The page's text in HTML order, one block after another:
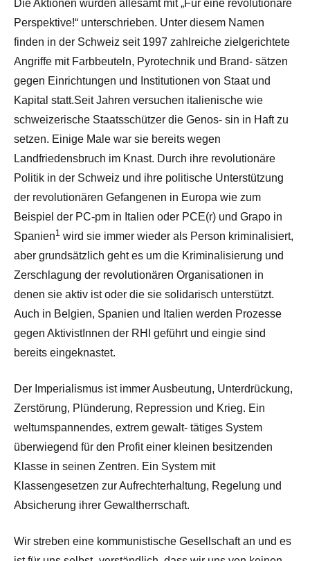
Die Aktionen wurden allesamt mit „Für eine revolutionäre
Perspektive!“ unterschrieben. Unter diesem Namen
finden in der Schweiz seit 1997 zahlreiche zielgerichtete
Angriffe mit Farbbeuteln, Pyrotechnik und Brand- sätzen
gegen Einrichtungen und Institutionen von Staat und
Kapital statt.Seit Jahren versuchen italienische wie
schweizerische Staatsschützer die Genos- sin in Haft zu
setzen. Einige Male war sie bereits wegen
Landfriedensbruch im Knast. Durch ihre revolutionäre
Politik in der Schweiz und ihre politische Unterstützung
der revolutionären Gefangenen in Europa wie zum
Beispiel der PC-pm in Italien oder PCE(r) und Grapo in
Spanien1 wird sie immer wieder als Person kriminalisiert,
aber grundsätzlich geht es um die Kriminalisierung und
Zerschlagung der revolutionären Organisationen in
denen sie aktiv ist oder die sie solidarisch unterstützt.
Auch in Belgien, Spanien und Italien werden Prozesse
gegen AktivistInnen der RHI geführt und eingie sind
bereits eingeknastet.
Der Imperialismus ist immer Ausbeutung, Unterdrückung,
Zerstörung, Plünderung, Repression und Krieg. Ein
weltumspannendes, extrem gewalt- tätiges System
überwiegend für den Profit einer kleinen besitzenden
Klasse in seinen Zentren. Ein System mit
Klassengesetzen zur Aufrechterhaltung, Regelung und
Absicherung ihrer Gewaltherrschaft.
Wir streben eine kommunistische Gesellschaft an und es